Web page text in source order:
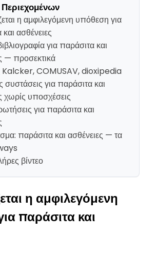
Περιεχομένων
η αμφιλεγόμενη υπόθεση για
ασθένειες
για παράσιτα και
— προσεκτικά
Kalcker, COMUSAV, dioxipedia
συστάσεις για παράσιτα και
χωρίς υποσχέσεις
για παράσιτα και
παράσιτα και ασθένειες — τα
βίντεο
η αμφιλεγόμενη
παράσιτα και